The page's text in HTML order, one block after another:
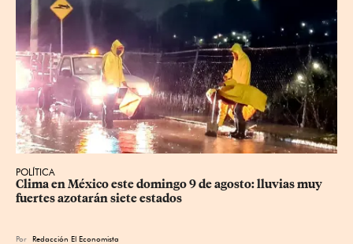
POLÍTICA
Clima en México este domingo 9 de agosto: lluvias muy
fuertes azotarán siete estados
Por Redacción El Economista